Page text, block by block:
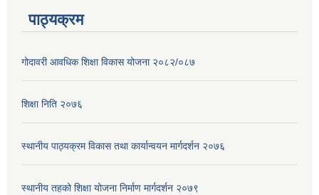
पाठ्यक्रम
गोदावरी आवधिक शिक्षा विकास योजना २०८२/०८७
शिक्षा निति २०७६
स्थानीय पाठ्यक्रम विकास तथा कार्यान्वयन मार्गदर्शन २०७६
स्थानीय तहको शिक्षा योजना निर्माण मार्गदर्शन २०७९